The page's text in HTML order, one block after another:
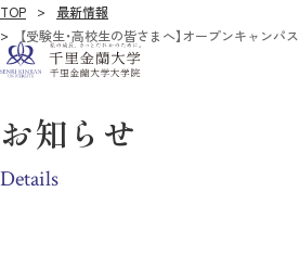
TOP
最新情報
【受験生・高校生の皆さまへ】オープンキャンパス
お知らせ
Details